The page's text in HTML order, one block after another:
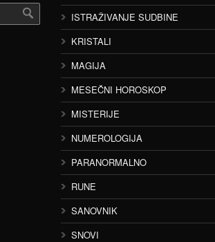
ISTRAŽIVANJE SUDBINE
KRISTALI
MAGIJA
MESEČNI HOROSKOP
MISTERIJE
NUMEROLOGIJA
PARANORMALNO
RUNE
SANOVNIK
SNOVI